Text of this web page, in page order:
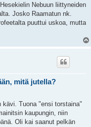
Nebuun liittyneiden
Josko Raamatun nk.
puuttui uskoa, mutta
mitä jutella?
kävi. Tuona "ensi torstaina"
kaupungin, niin
Oli kai saanut pelkän